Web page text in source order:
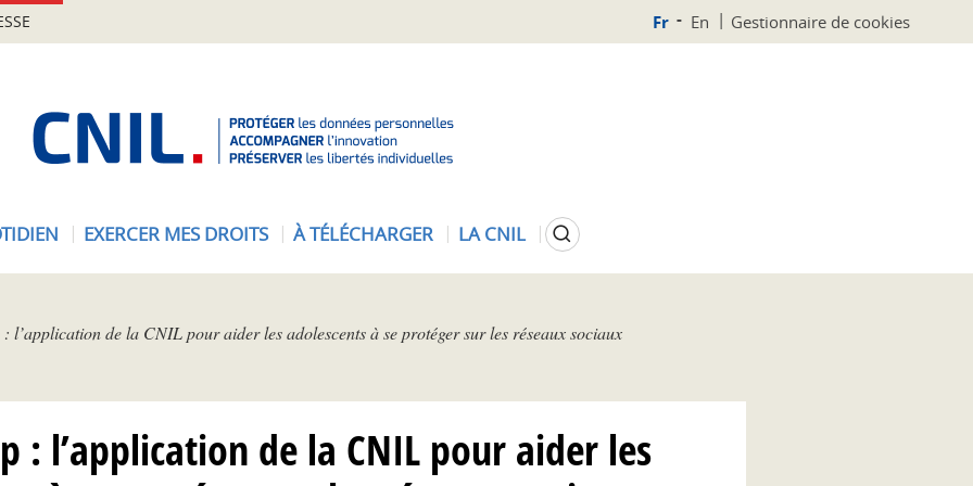
Fr En Gestionnaire de cookies
N
EXERCER MES DROITS À TÉLÉCHARGER LA CNIL Rechercher
l’application de la CNIL pour aider les adolescents à se protéger sur les réseaux sociaux
: l’application de la CNIL pour aider les